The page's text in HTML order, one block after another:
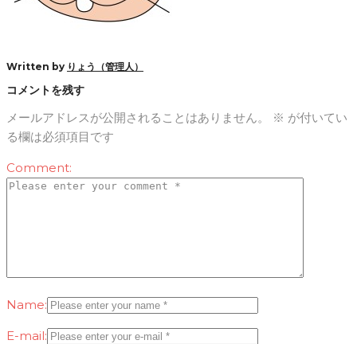
Written by りょう（管理人）
コメントを残す
メールアドレスが公開されることはありません。 ※ が付いてい
る欄は必須項目です
Comment:
Name:
E-mail: